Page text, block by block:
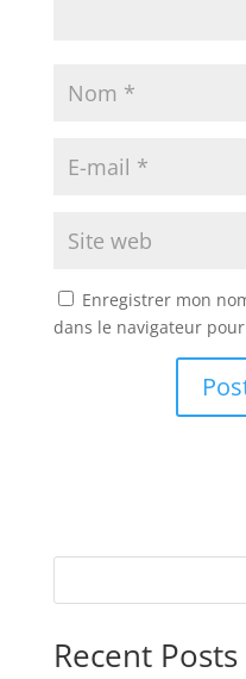
Enregistrer mon
dans le navigateur
Recent Posts